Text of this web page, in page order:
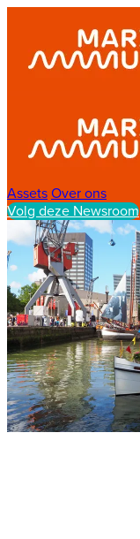
Assets Over ons
Volg deze Newsroom